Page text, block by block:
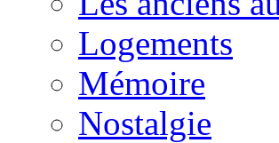
Logements
Mémoire
Nostalgie